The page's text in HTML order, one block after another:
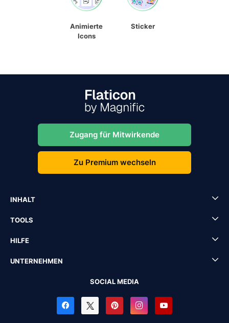
Animierte
Icons
Sticker
Zugang für Mitwirkende
Zu Premium wechseln
INHALT
TOOLS
HILFE
UNTERNEHMEN
SOCIAL MEDIA